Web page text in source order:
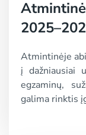
Atmintinėje
į dažniausiai
egzaminų,
galima rinktis